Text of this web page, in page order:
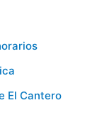
El Cantero